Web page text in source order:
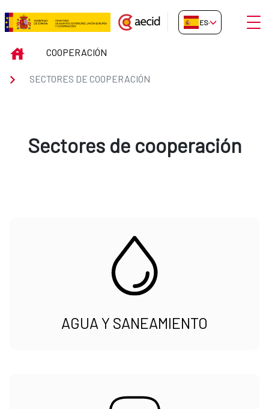
Saltar al contenido principal
Sectores de cooperación
ES-ES Abrir
INICIOCOOPERACIÓN
SECTORES DE COOPERACIÓN
Sectores de cooperación
AGUA Y SANEAMIENTO